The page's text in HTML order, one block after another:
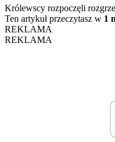
Królewscy rozpoczęli
Ten artykuł przeczytasz w 1
REKLAMA
REKLAMA